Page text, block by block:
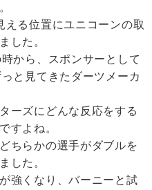
える位置にユニコーンの取
した。
から、スポンサーとして
と見てきたダーツメーカ
ーズにどんな反応をする
すよね。
ちらかの選手がダブルを
した。
強くなり、バーニーと試